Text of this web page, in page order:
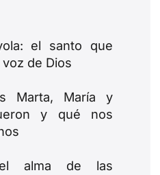
el santo que
de Dios
Marta, María y
y qué nos
el alma de las